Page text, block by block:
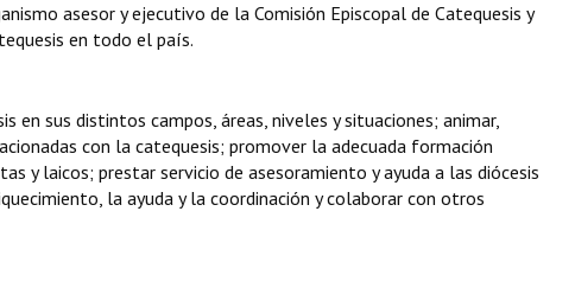
asesor y ejecutivo de la Comisión Episcopal de Catequesis y
en todo el país.
en sus distintos campos, áreas, niveles y situaciones; animar,
con la catequesis; promover la adecuada formación
y laicos; prestar servicio de asesoramiento y ayuda a las diócesis
la ayuda y la coordinación y colaborar con otros